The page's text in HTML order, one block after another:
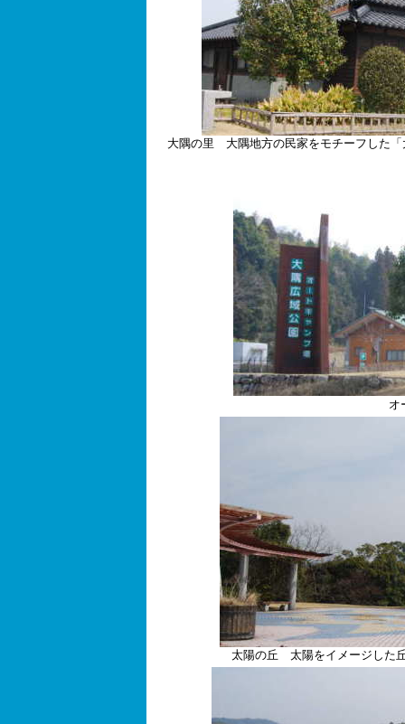
大隅の里 大隅地方の民家をモチーフした
オ
太陽の丘 太陽をイメージした